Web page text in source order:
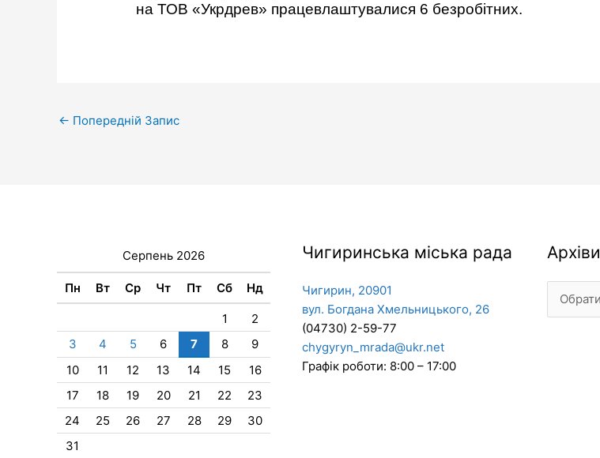
на ТОВ «Укрдрев» працевлаштувалися 6 безробітних.
← Попередній Запис
Серпень 2026
Пн Вт Ср Чт Пт Сб Нд
1
2
3
4 5 6 7 8
9
10
11 12 13 14 15
16
17
18 19 20 21 22
23
24
25 26 27 28 29
30
31
Чигиринська міська рада
Чигирин, 20901
вул. Богдана Хмельницького, 26
(04730) 2-59-77
chygyryn_mrada@ukr.net
Графік роботи: 8:00 – 17:00
Архіви
Архіви